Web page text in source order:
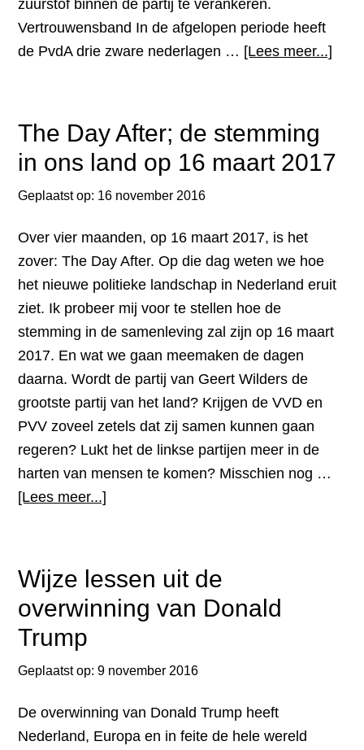
zuurstof binnen de partij te verankeren.
Vertrouwensband In de afgelopen periode heeft
de PvdA drie zware nederlagen … [Lees meer...]
bij
The Day After; de stemming
in ons land op 16 maart 2017
Geplaatst op: 16 november 2016
Over vier maanden, op 16 maart 2017, is het
zover: The Day After. Op die dag weten we hoe
het nieuwe politieke landschap in Nederland eruit
ziet. Ik probeer mij voor te stellen hoe de
stemming in de samenleving zal zijn op 16 maart
2017. En wat we gaan meemaken de dagen
daarna. Wordt de partij van Geert Wilders de
grootste partij van het land? Krijgen de VVD en
PVV zoveel zetels dat zij samen kunnen gaan
regeren? Lukt het de linkse partijen meer in de
harten van mensen te komen? Misschien nog …
[Lees meer...]
stemming
in
16
maart
Wijze lessen uit de
overwinning van Donald
Trump
Geplaatst op:9 november 2016
De overwinning van Donald Trump heeft
Nederland, Europa en in feite de hele wereld